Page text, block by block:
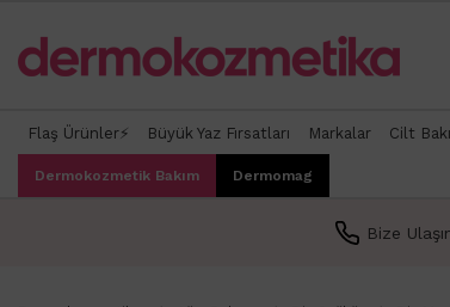
Flaş Ürünler⚡ Büyük Yaz Fırsatları Markalar Cilt
Dermokozmetik Bakım Dermomag
Bize